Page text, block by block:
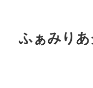
ふぁみり